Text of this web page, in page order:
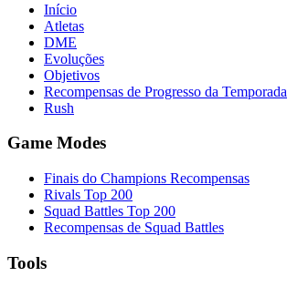
Início
Atletas
DME
Evoluções
Objetivos
Recompensas de Progresso da Temporada
Rush
Game Modes
Finais do Champions Recompensas
Rivals Top 200
Squad Battles Top 200
Recompensas de Squad Battles
Tools